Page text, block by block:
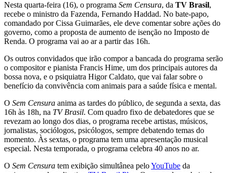
Nesta quarta-feira (16), o programa Sem Censura, da TV Brasil,
recebe o ministro da Fazenda, Fernando Haddad. No bate-papo,
comandado por Cissa Guimarães, ele deve comentar sobre ações do
governo, como a proposta de aumento de isenção no Imposto de
Renda. O programa vai ao ar a partir das 16h.
Os outros convidados que irão compor a bancada do programa serão
o compositor e pianista Francis Hime, um dos principais autores da
bossa nova, e o psiquiatra Higor Caldato, que vai falar sobre o
benefício da convivência com animais para a saúde física e mental.
O Sem Censura anima as tardes do público, de segunda a sexta, das
16h às 18h, na TV Brasil. Com quadro fixo de debatedores que se
revezam ao longo dos dias, o programa recebe artistas, músicos,
jornalistas, sociólogos, psicólogos, sempre debatendo temas do
momento. Às sextas, o programa tem uma apresentação musical
especial. Nesta temporada, o programa celebra 40 anos no ar.
O Sem Censura tem exibição simultânea peloYouTube da